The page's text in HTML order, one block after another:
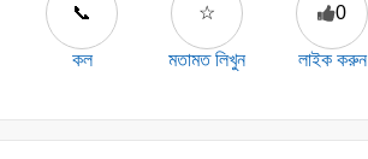
📞
কল
☆
মতামত লিখুন
0
লাইক করুন